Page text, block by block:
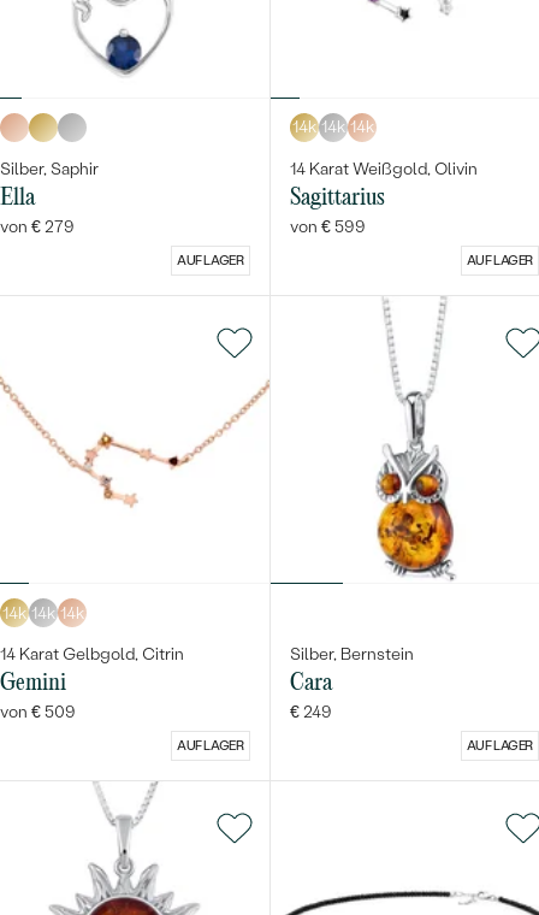
Silber, Saphir
Ella
von € 279
AUF LAGER
14k 14k 14k
14 Karat Weißgold, Olivin
Sagittarius
von € 599
AUF LAGER
14k 14k 14k
14 Karat Gelbgold, Citrin
Gemini
von € 509
AUF LAGER
Silber, Bernstein
Cara
€ 249
AUF LAGER